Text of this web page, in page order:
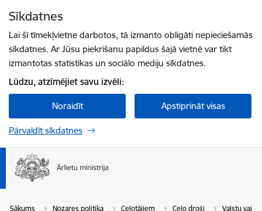
Sīkdatnes
Lai šī tīmekļvietne darbotos, tā izmanto obligāti nepieciešamās
sīkdatnes. Ar Jūsu piekrišanu papildus šajā vietnē var tikt
izmantotas statistikas un sociālo mediju sīkdatnes.
Lūdzu, atzīmējiet savu izvēli:
Noraidīt Apstiprināt visas
Pārvaldīt sīkdatnes
Sākums Nozares politika Ceļotājiem Ceļo droši Valstu vai